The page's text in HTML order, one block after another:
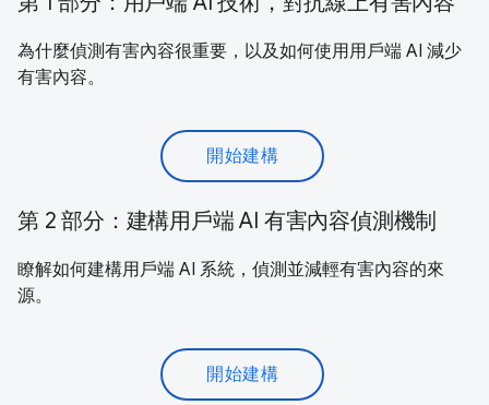
為什麼偵測有害內容很重要，以及如何使用用戶端 AI 減少
有害內容。
開始建構
第 2 部分：建構用戶端 AI 有害內容偵測機制
瞭解如何建構用戶端 AI 系統，偵測並減輕有害內容的來
源。
開始建構